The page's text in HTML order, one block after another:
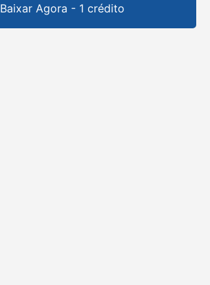
Baixar Agora - 1 crédito